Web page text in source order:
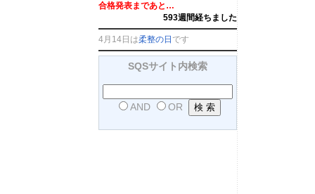
合格発表まであと…
593週間経ちました
4月14日は柔整の日 です
SQSサイト内検索
AND OR